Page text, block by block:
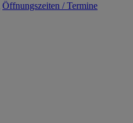
Öffnungszeiten / Termine